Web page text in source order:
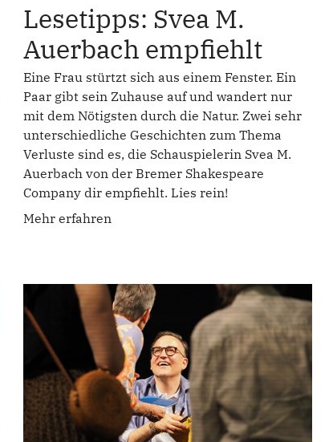
Lesetipps: Svea M.
Auerbach empfiehlt
Eine Frau stürtzt sich aus einem Fenster. Ein
Paar gibt sein Zuhause auf und wandert nur
mit dem Nötigsten durch die Natur. Zwei sehr
unterschiedliche Geschichten zum Thema
Verluste sind es, die Schauspielerin Svea M.
Auerbach von der Bremer Shakespeare
Company dir empfiehlt. Lies rein!
Mehr erfahren